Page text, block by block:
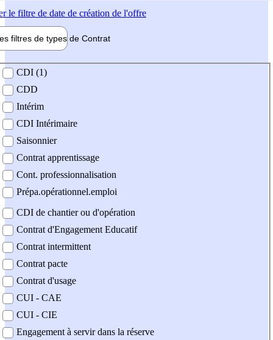
le filtre de date de création de l'offre
filtres de types de Contrat
contrat
CDI (1)
CDD
Intérim
CDI Intérimaire
Saisonnier
Contrat apprentissage
Cont. professionnalisation
Prépa.opérationnel.emploi
CDI de chantier ou d'opération
Contrat d'Engagement Educatif
Contrat intermittent
Contrat pacte
Contrat d'usage
CUI - CAE
CUI - CIE
Engagement à servir dans la réserve